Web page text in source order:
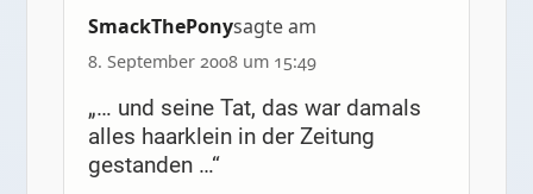
SmackThePonysagte am
8. September 2008 um 15:49
„… und seine Tat, das war damals
alles haarklein in der Zeitung
gestanden …“